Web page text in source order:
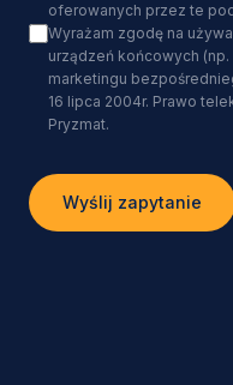
oferowanych przez te
Wyrażam zgodę na
urządzeń końcowych
marketingu
16 lipca 2004r. Prawo
Pryzmat.
Wyślij zapytanie